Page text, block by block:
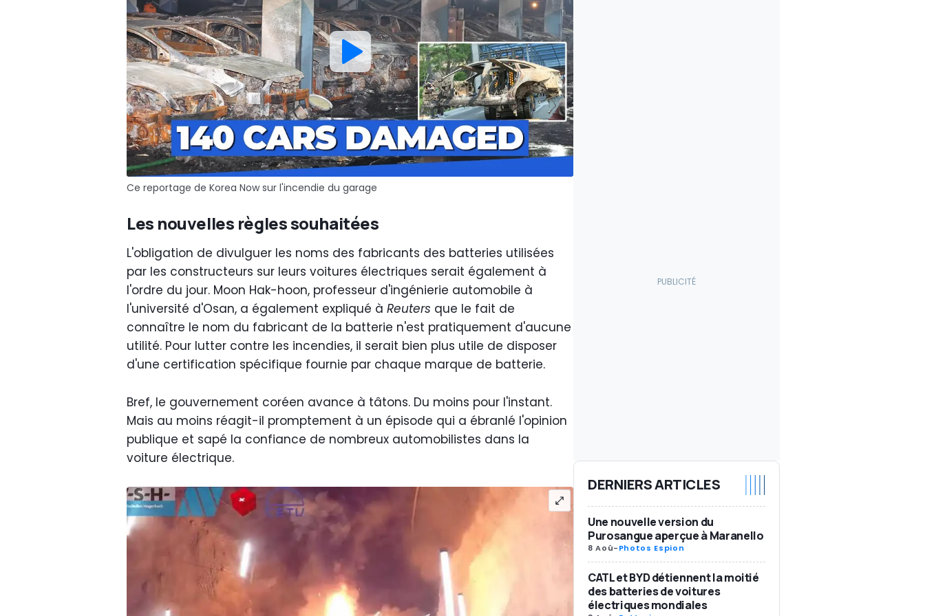
Ce reportage de Korea Now sur l'incendie du garage
Les nouvelles règles souhaitées
L'obligation de divulguer les noms des fabricants des batteries utilisées
par les constructeurs sur leurs voitures électriques serait également à
l'ordre du jour. Moon Hak-hoon, professeur d'ingénierie automobile à
l'université d'Osan, a également expliqué à Reuters que le fait de
connaître le nom du fabricant de la batterie n'est pratiquement d'aucune
utilité. Pour lutter contre les incendies, il serait bien plus utile de disposer
d'une certification spécifique fournie par chaque marque de batterie.
Bref, le gouvernement coréen avance à tâtons. Du moins pour l'instant.
Mais au moins réagit-il promptement à un épisode qui a ébranlé l'opinion
publique et sapé la confiance de nombreux automobilistes dans la
voiture électrique.
DERNIERS ARTICLES
Une nouvelle version du
Purosangue aperçue à Maranello
8 Aoû-Photos Espion
CATL et BYD détiennent la moitié
des batteries de voitures
électriques mondiales